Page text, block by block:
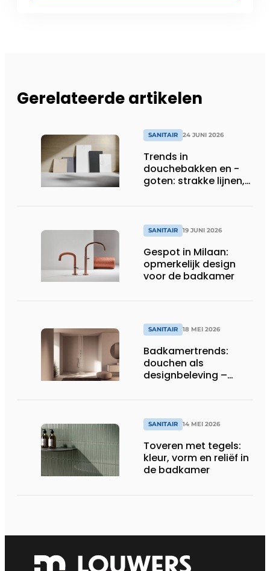
Gerelateerde artikelen
SANITAIR 24 JUNI 2026
Trends in
douchebakken en -
goten: strakke lijnen,
SANITAIR 19 JUNI 2026
Gespot in Milaan:
opmerkelijk design
voor de badkamer
SANITAIR 18 MEI 2026
Badkamertrends:
douchen als
designbeleving –
SANITAIR 14 MEI 2026
Toveren met tegels:
kleur, vorm en reliëf in
de badkamer